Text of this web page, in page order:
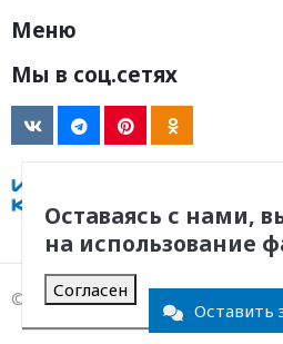
Меню
Мы в соц.сетях
© 2011 -2026, ООО Инженерная
Оставаясь с нами,
на использование
Согласен
Оставить